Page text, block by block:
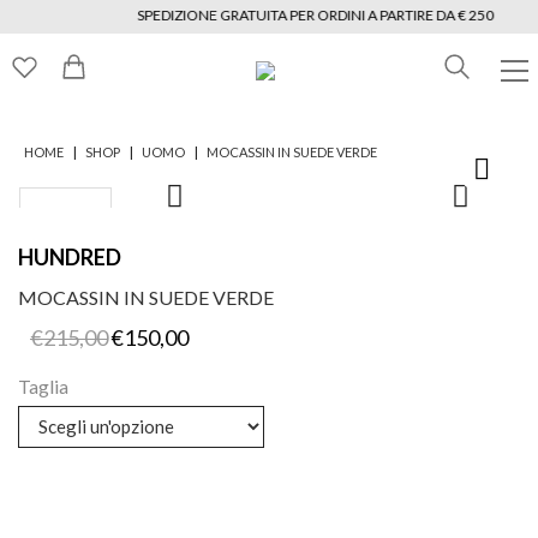
SPEDIZIONE GRATUITA PER ORDINI A PARTIRE DA € 250
HOME | SHOP | UOMO | MOCASSIN IN SUEDE VERDE
HUNDRED
MOCASSIN IN SUEDE VERDE
€215,00 Il
prezzo
€215,00.
€150,00Il
prezzo
€150,00.
Taglia